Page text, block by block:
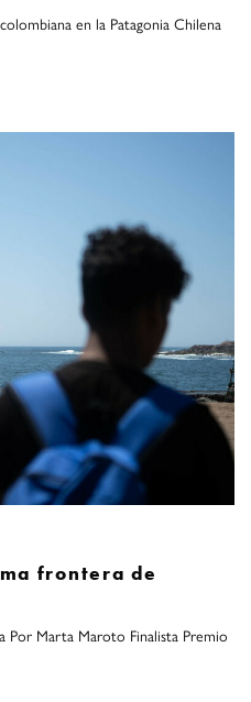
en la Patagonia Chilena
frontera de
Por Marta Maroto Finalista Premio